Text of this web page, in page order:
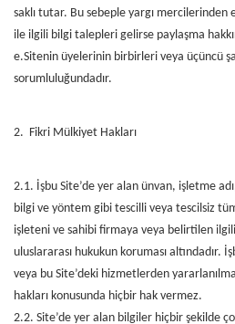
saklı tutar. Bu sebeple yargı mercilerinden
ile ilgili bilgi talepleri gelirse paylaşma
e.Sitenin üyelerinin birbirleri veya üçüncü
sorumluluğundadır.
2. Fikri Mülkiyet Hakları
2.1. İşbu Site’de yer alan ünvan, işletme
bilgi ve yöntem gibi tescilli veya tescilsiz
işleteni ve sahibi firmaya veya belirtilen
uluslararası hukukun koruması altındadır.
veya bu Site’deki hizmetlerden
hakları konusunda hiçbir hak vermez.
2.2. Site’de yer alan bilgiler hiçbir şekilde